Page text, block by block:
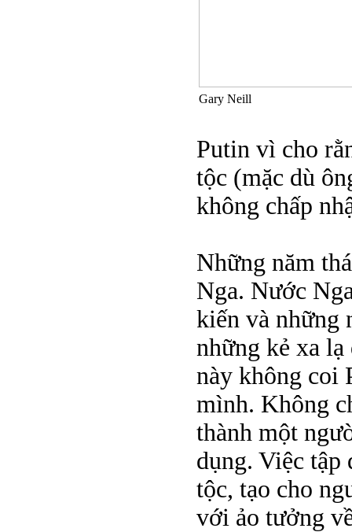
Gary Neill
Putin vì cho
tộc (mặc dù
không chấp
Những năm
Nga. Nước
kiến và những
những kẻ xa
này không coi
mình. Không
thành một
dụng. Việc tập
tộc, tạo cho
với ảo tưởng